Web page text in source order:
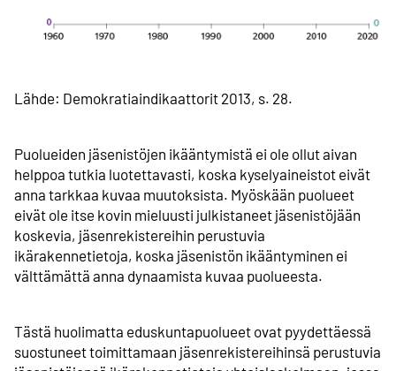
Lähde: Demokratiaindikaattorit 2013, s. 28.
Puolueiden jäsenistöjen ikääntymistä ei ole ollut aivan
helppoa tutkia luotettavasti, koska kyselyaineistot eivät
anna tarkkaa kuvaa muutoksista. Myöskään puolueet
eivät ole itse kovin mieluusti julkistaneet jäsenistöjään
koskevia, jäsenrekistereihin perustuvia
ikärakennetietoja, koska jäsenistön ikääntyminen ei
välttämättä anna dynaamista kuvaa puolueesta.
Tästä huolimatta eduskuntapuolueet ovat pyydettäessä
suostuneet toimittamaan jäsenrekistereihinsä perustuvia